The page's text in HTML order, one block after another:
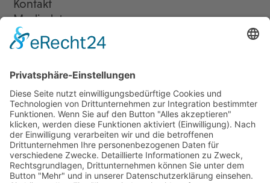
Kontakt
Mediadaten
Newsletter
LogIn
Legal
Impressum
Datenschutzerklärung
Cookie-Einstellungen